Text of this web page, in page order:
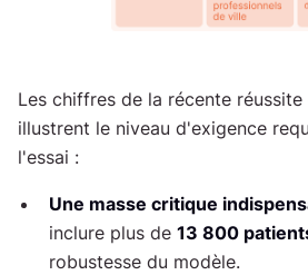
Les chiffres de la récente réussite
illustrent le niveau d'exigence
l'essai :
Une masse critique
inclure plus de 13 800
robustesse du modèle.